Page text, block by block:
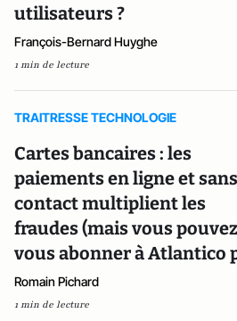
utilisateurs ?
François-Bernard Huyghe
1 min de lecture
TRAITRESSE TECHNOLOGIE
Cartes bancaires : les
paiements en ligne et sans
contact multiplient les
fraudes (mais vous pouvez
vous abonner à Atlantico
Romain Pichard
1 min de lecture